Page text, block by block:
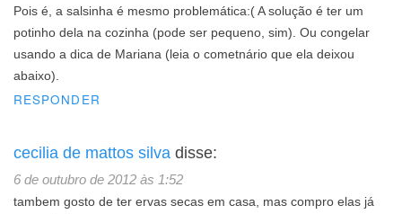
Pois é, a salsinha é mesmo problemática:( A solução é ter um
potinho dela na cozinha (pode ser pequeno, sim). Ou congelar
usando a dica de Mariana (leia o cometnário que ela deixou
abaixo).
RESPONDER
cecilia de mattos silva disse:
6 de outubro de 2012 às 1:52
tambem gosto de ter ervas secas em casa, mas compro elas já